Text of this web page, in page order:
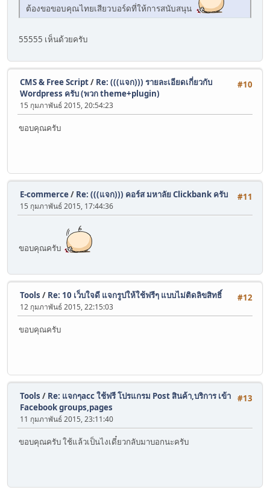
ต้องขอขอบคุณไทยเสียวบอร์ดที่ให้การสนับสนุน
55555 เห็นด้วยครับ
#10
CMS & Free Script/ Re: (((แจก))) รายละเอียดเกี่ยวกับ
Wordpress ครับ (พวก theme+plugin)
15 กุมภาพันธ์ 2015, 20:54:23
ขอบคุณครับ
#11
E-commerce/ Re: (((แจก))) คอร์ส มหาลัย Clickbank ครับ
15 กุมภาพันธ์ 2015, 17:44:36
ขอบคุณครับ
#12
Tools / Re: 10 เว็บใจดี แจกรูปให้ใช้ฟรีๆ แบบไม่ติดลิขสิทธิ์
12 กุมภาพันธ์ 2015, 22:15:03
ขอบคุณครับ
#13
Tools / Re: แจกๆacc ใช้ฟรี โปรแกรม Post สินค้า,บริการ เข้า
Facebook groups,pages
11 กุมภาพันธ์ 2015, 23:11:40
ขอบคุณครับ ใช้แล้วเป็นไงเดี๋ยวกลับมาบอกนะครับ